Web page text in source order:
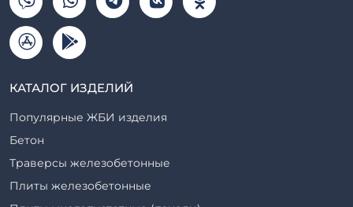
КАТАЛОГ ИЗДЕЛИЙ
Популярные ЖБИ изделия
Бетон
Траверсы железобетонные
Плиты железобетонные